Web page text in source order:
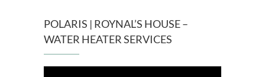
POLARIS | ROYNAL’S HOUSE –
WATER HEATER SERVICES